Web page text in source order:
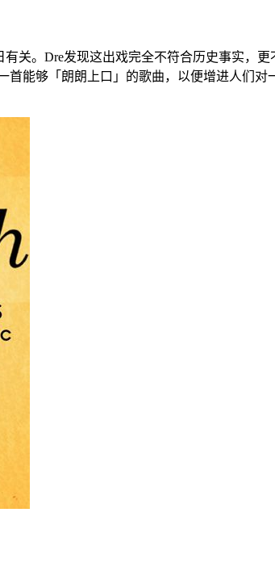
关。Dre发现这出戏完全不符合历史事实，更
能够「朗朗上口」的歌曲，以便增进人们对